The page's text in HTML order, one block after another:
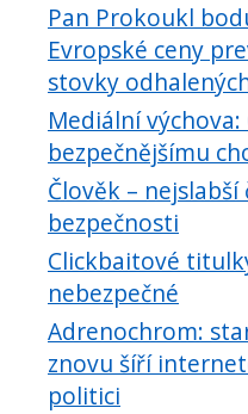
Pan Prokoukl
Evropské ceny
stovky
Mediální výchova:
bezpečnějšímu
Člověk –
bezpečnosti
Clickbaitové
nebezpečné
Adrenochrom:
znovu šíří
politici